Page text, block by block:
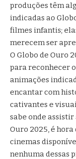
produções têm
indicadas ao
filmes infantis;
merecem ser
O Globo de Ouro
para reconhecer
animações
encantar com
cativantes e
sabe onde assistir
Ouro 2025, é
cinemas
nenhuma dessas